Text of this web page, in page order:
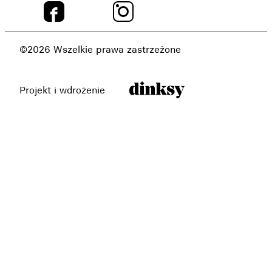
©2026 Wszelkie prawa zastrzeżone
Projekt i wdrożenie